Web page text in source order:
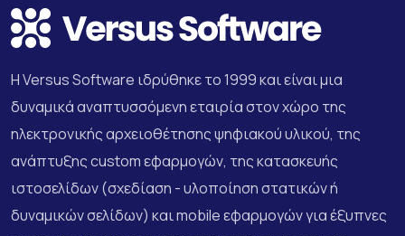
Η Versus Software ιδρύθηκε το 1999 και είναι μια
δυναμικά αναπτυσσόμενη εταιρία στον χώρο της
ηλεκτρονικής αρχειοθέτησης ψηφιακού υλικού, της
ανάπτυξης custom εφαρμογών, της κατασκευής
ιστοσελίδων (σχεδίαση - υλοποίηση στατικών ή
δυναμικών σελίδων) και mobile εφαρμογών για έξυπνες